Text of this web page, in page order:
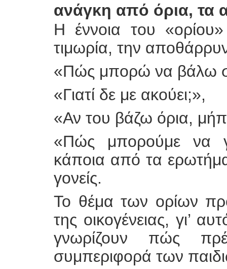
ανάγκη από όρια, τα
Η έννοια του
τιμωρία, την
«Πώς μπορώ να βάλω
«Γιατί δε με ακούει;»,
«Αν του βάζω όρια,
«Πώς μπορούμε να
κάποια από τα
γονείς.
Το θέμα των ορίων
της οικογένειας, γι’
γνωρίζουν πώς
συμπεριφορά των